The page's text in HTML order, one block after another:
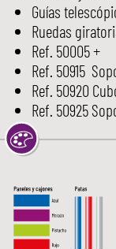
Guías
Ruedas
Ref. 50005 +
Ref. 50915
Ref. 50920
Ref. 50925